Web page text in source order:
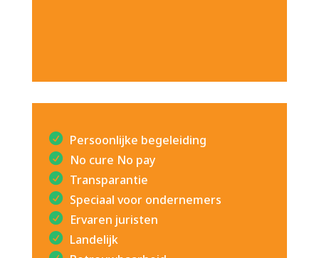
Persoonlijke begeleiding
No cure No pay
Transparantie
Speciaal voor ondernemers
Ervaren juristen
Landelijk